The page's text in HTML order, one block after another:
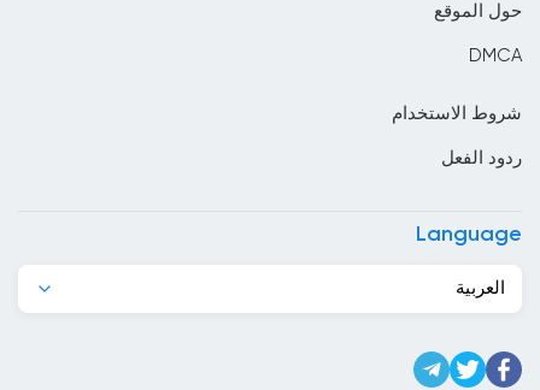
الجبل الأسود
الجزائر
السلفادور
حول الموقع
DMCA
شروط الاستخدام
ردود الفعل
Language
العربية